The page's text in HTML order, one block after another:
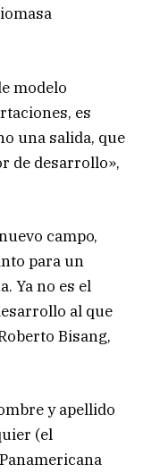
modelo
es
una salida, que
de desarrollo»,
campo,
para un
Ya no es el
al que
Bisang,
y apellido
(el